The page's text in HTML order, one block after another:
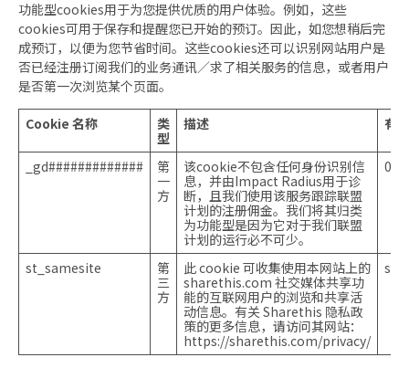
功能型cookies用于为您提供优质的用户体验。例如，这些
cookies可用于保存和提醒您已开始的预订。因此，如您想稍后完
成预订，以便为您节省时间。这些cookies还可以识别网站用户是
否已经注册订阅我们的业务通讯／求了相关服务的信息，或者用户
是否第一次浏览某个页面。
Cookie 名称
类
型
描述 有
_gd#############
第
一
方
该cookie不包含任何身份识别信
息，并由Impact Radius用于诊
断，且我们使用该服务跟踪联盟
计划的注册佣金。我们将其归类
为功能型是因为它对于我们联盟
计划的运行必不可少。
0
st_samesite
第
三
方
此 cookie 可收集使用本网站上的
sharethis.com 社交媒体共享功
能的互联网用户的浏览和共享活
动信息。有关 Sharethis 隐私政
策的更多信息，请访问其网站：
https://sharethis.com/privacy/